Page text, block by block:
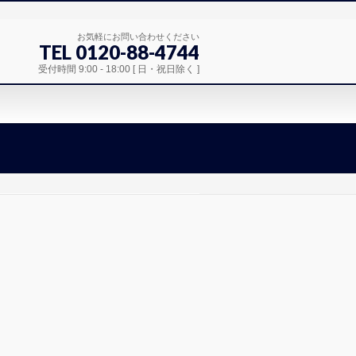
お気軽にお問い合わせください
TEL 0120-88-4744
受付時間 9:00 - 18:00 [ 日・祝日除く ]